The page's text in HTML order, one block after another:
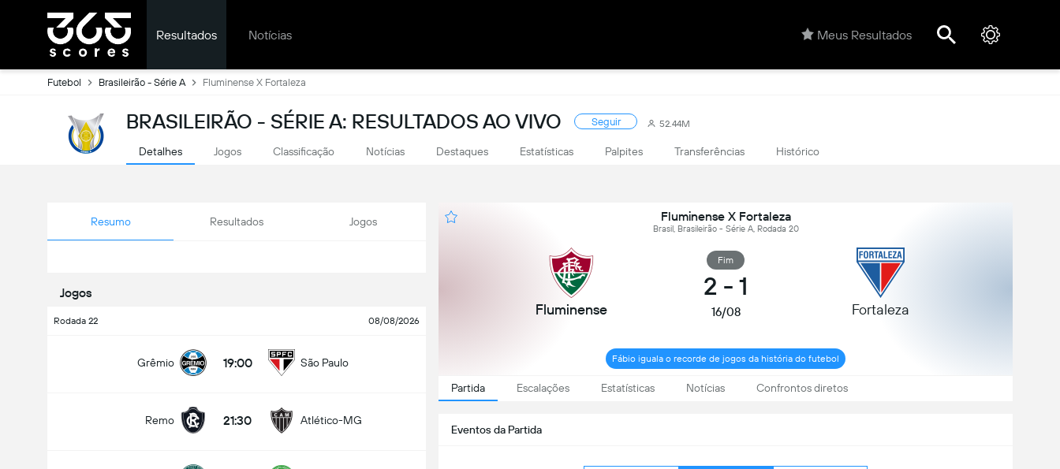
Resultados Notícias Meus Resultados
Futebol Brasileirão - Série A Fluminense X Fortaleza
BRASILEIRÃO - SÉRIE A: RESULTADOS AO VIVO Seguir 52.44M
Detalhes Jogos Classificação Notícias Destaques Estatísticas Palpites Transferências Histórico
Resumo Resultados Jogos
Jogos
Rodada 22 08/08/2026
Grêmio 19:00 São Paulo
Remo 21:30 Atlético-MG
Fluminense X Fortaleza
Brasil, Brasileirão - Série A, Rodada 20
Fluminense
Fim
2 - 1
16/08 Fortaleza
Fábio iguala o recorde de jogos da história do futebol
Partida Escalações Estatísticas Notícias Confrontos diretos
Eventos da Partida